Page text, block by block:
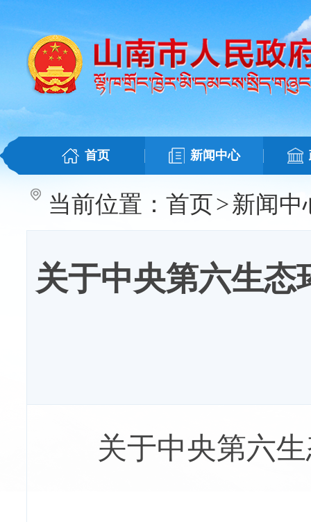
首页 新闻中心
当前位置： 首页>新闻中
关于中央第六生
关于中央第六